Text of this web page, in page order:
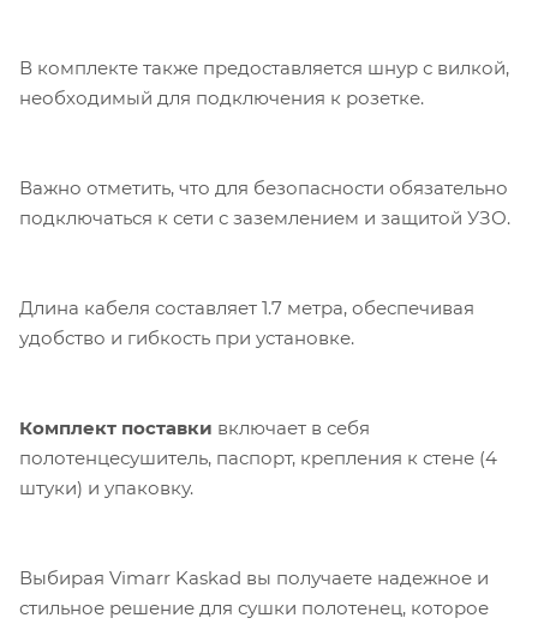
В комплекте также предоставляется шнур с вилкой,
необходимый для подключения к розетке.
Важно отметить, что для безопасности обязательно
подключаться к сети с заземлением и защитой УЗО.
Длина кабеля составляет 1.7 метра, обеспечивая
удобство и гибкость при установке.
Комплект поставки включает в себя
полотенцесушитель, паспорт, крепления к стене (4
штуки) и упаковку.
Выбирая Vimarr Kaskad вы получаете надежное и
стильное решение для сушки полотенец, которое